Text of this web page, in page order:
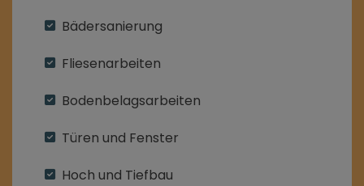
Bädersanierung
Fliesenarbeiten
Bodenbelagsarbeiten
Türen und Fenster
Hoch und Tiefbau